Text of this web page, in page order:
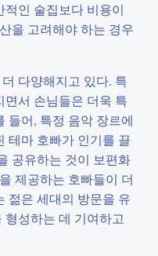
인 술집보다 비용이
을 고려해야 하는 경우
다양해지고 있다. 특
서 손님들은 더욱 특
들어, 특정 음악 장르에
테마 호빠가 인기를 끌
공유하는 것이 보편화
제공하는 호빠들이 더
젊은 세대의 방문을 유
형성하는 데 기여하고